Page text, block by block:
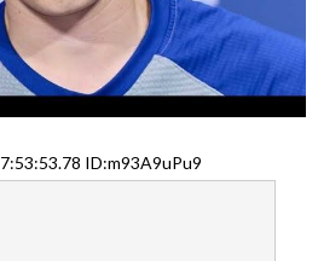
ID:m93A9uPu9